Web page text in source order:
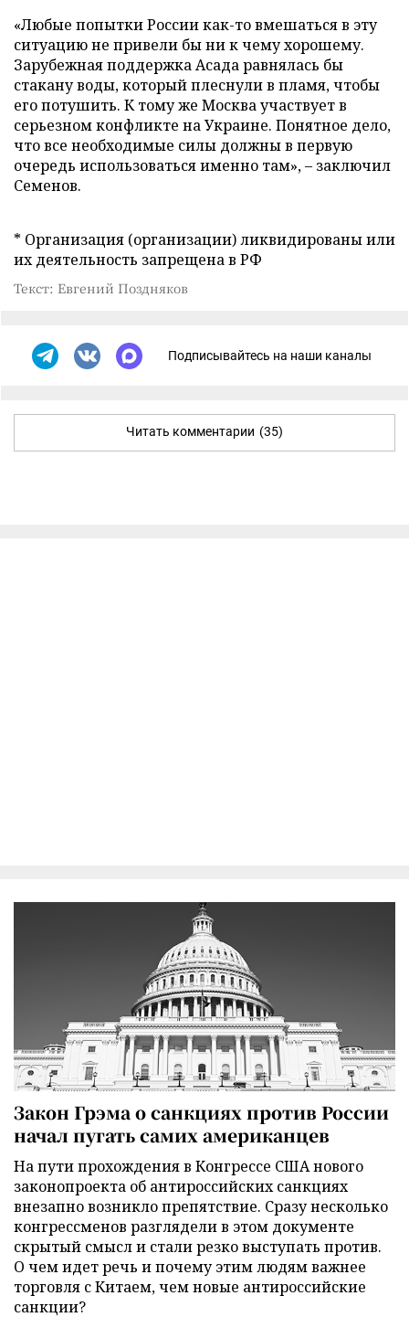
«Любые попытки России как-то вмешаться в эту
ситуацию не привели бы ни к чему хорошему.
Зарубежная поддержка Асада равнялась бы
стакану воды, который плеснули в пламя, чтобы
его потушить. К тому же Москва участвует в
серьезном конфликте на Украине. Понятное дело,
что все необходимые силы должны в первую
очередь использоваться именно там», – заключил
Семенов.
* Организация (организации) ликвидированы или
их деятельность запрещена в РФ
Текст: Евгений Поздняков
Подписывайтесь на наши каналы
Читать комментарии (35)
Закон Грэма о санкциях против России
начал пугать самих американцев
На пути прохождения в Конгрессе США нового
законопроекта об антироссийских санкциях
внезапно возникло препятствие. Сразу несколько
конгрессменов разглядели в этом документе
скрытый смысл и стали резко выступать против.
О чем идет речь и почему этим людям важнее
торговля с Китаем, чем новые антироссийские
санкции?